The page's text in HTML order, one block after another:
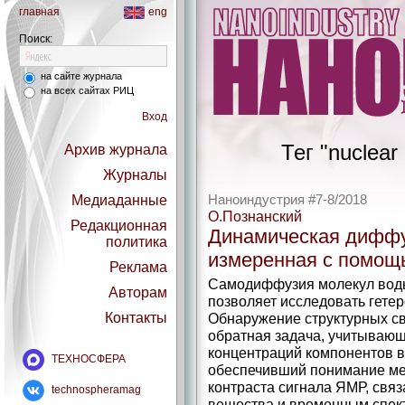
главная eng
Поиск:
на сайте журнала
на всех сайтах РИЦ
Вход
Архив журнала
Журналы
Медиаданные
Редакционная
политика
Реклама
Авторам
Контакты
ТЕХНОСФЕРА
technospheramag
Тег
Наноиндустрия #7-8/2018
О.Познанский
Динамическая
измеренная с
Самодиффузия молекул
позволяет исследовать
Обнаружение структурных
обратная задача,
концентраций компонентов
обеспечивший понимание
контраста сигнала ЯМР,